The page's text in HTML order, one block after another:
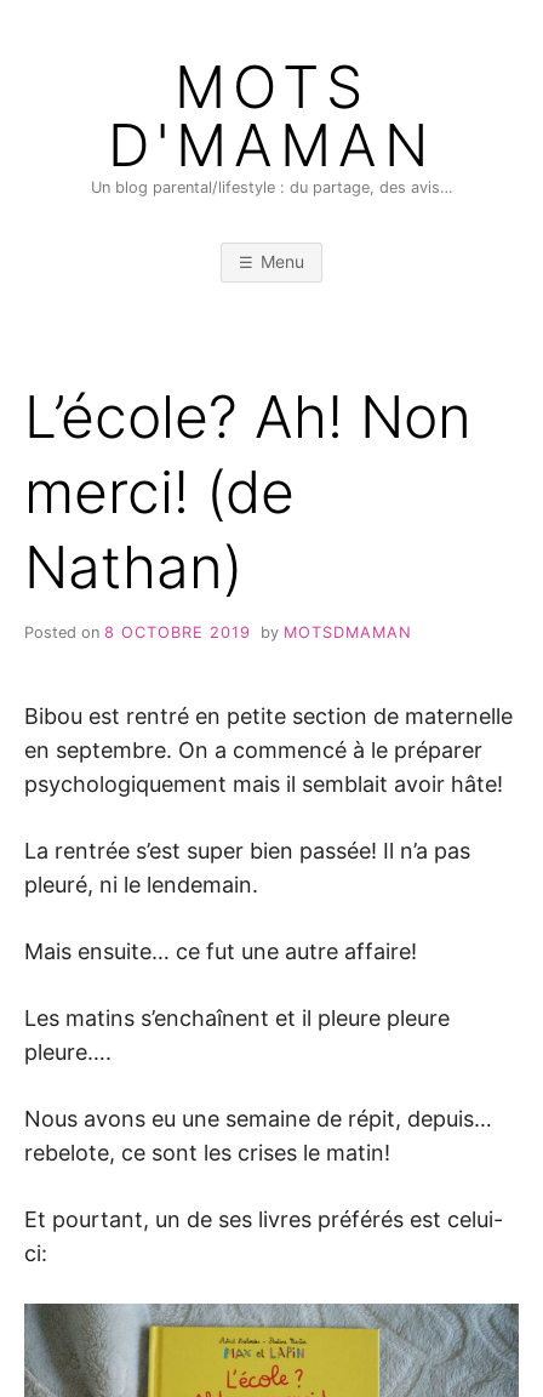
MOTS
D'MAMAN
Un blog parental/lifestyle : du partage, des avis…
Menu
L’école? Ah! Non
merci! (de
Nathan)
Posted on 8 OCTOBRE 2019 by MOTSDMAMAN
Bibou est rentré en petite section de maternelle
en septembre. On a commencé à le préparer
psychologiquement mais il semblait avoir hâte!
La rentrée s’est super bien passée! Il n’a pas
pleuré, ni le lendemain.
Mais ensuite… ce fut une autre affaire!
Les matins s’enchaînent et il pleure pleure
pleure….
Nous avons eu une semaine de répit, depuis…
rebelote, ce sont les crises le matin!
Et pourtant, un de ses livres préférés est celui-
ci: